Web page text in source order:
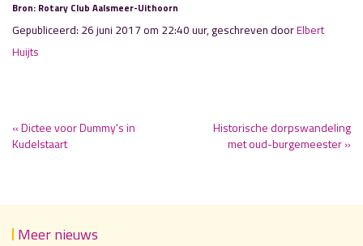
Bron: Rotary Club Aalsmeer-Uithoorn
Gepubliceerd: 26 juni 2017 om 22:40 uur, geschreven doorElbert
Huijts
« Dictee voor Dummy's in
Kudelstaart
Historische dorpswandeling
met oud-burgemeester »
Meer nieuws